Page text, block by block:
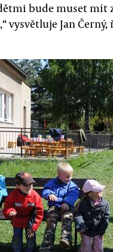
bude muset mít
vysvětluje Jan